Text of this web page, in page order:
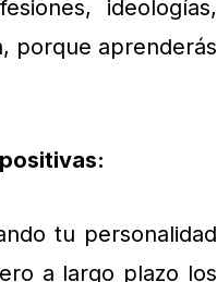
ideologías,
porque aprenderás
tu personalidad
a largo plazo los